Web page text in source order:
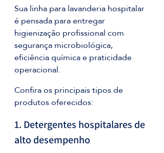
Sua linha para lavanderia hospitalar
é pensada para entregar
higienização profissional com
segurança microbiológica,
eficiência química e praticidade
operacional.
Confira os principais tipos de
produtos oferecidos:
1. Detergentes hospitalares de
alto desempenho